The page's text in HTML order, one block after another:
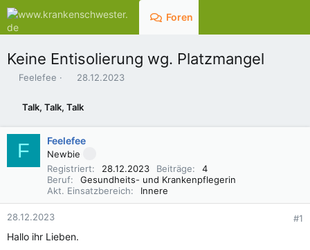
Foren
Keine Entisolierung wg. Platzmangel
E
s
e
Feelefee
E
s
t
e
l
l
t
m
28.12.2023
Talk, Talk, Talk
F Feelefee
Newbie
Registriert
28.12.2023 Beiträge
4
Beruf
Gesundheits- und Krankenpflegerin
Akt. Einsatzbereich
Innere
28.12.2023 #1
Hallo ihr Lieben.